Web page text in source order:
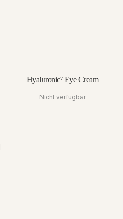
Hyaluronic⁷ Eye Cream
Nicht verfügbar